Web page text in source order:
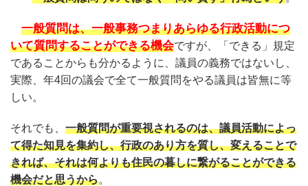
一般質問は、一般事務つまりあらゆる行政活動につ
いて質問することができる機会ですが、「できる」規定
であることからも分かるように、議員の義務ではないし、
実際、年4回の議会で全て一般質問をやる議員は皆無に等
しい。
それでも、 一般質問が重要視されるのは、議員活動によっ
て得た知見を集約し、行政のあり方を質し、変えることで
きれば、それは何よりも住民の暮しに繋がることができる
機会だと思うから。